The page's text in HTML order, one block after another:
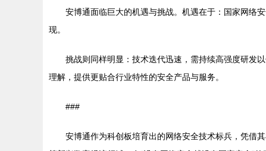
安博通面临巨大的机遇与挑战。机遇在于：国家网络
现。
挑战则同样明显：技术迭代迅速，需持续高强度研发
理解，提供更贴合行业特性的安全产品与服务。
###
安博通作为科创板培育出的网络安全技术标兵，凭借